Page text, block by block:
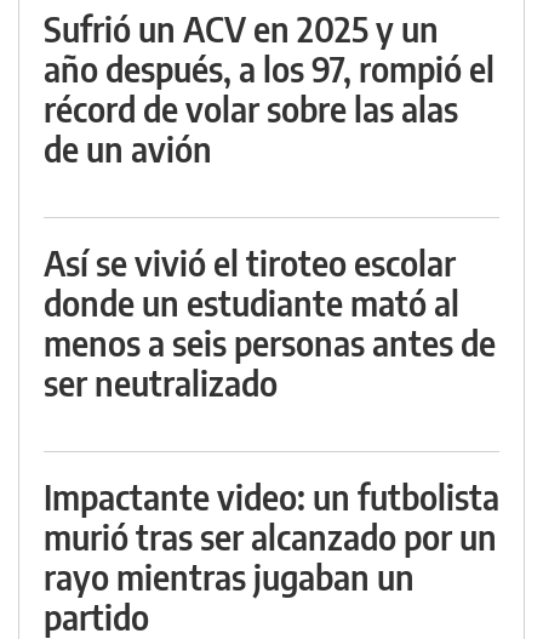
Sufrió un ACV en 2025 y un
año después, a los 97, rompió el
récord de volar sobre las alas
de un avión
Así se vivió el tiroteo escolar
donde un estudiante mató al
menos a seis personas antes de
ser neutralizado
Impactante video: un futbolista
murió tras ser alcanzado por un
rayo mientras jugaban un
partido